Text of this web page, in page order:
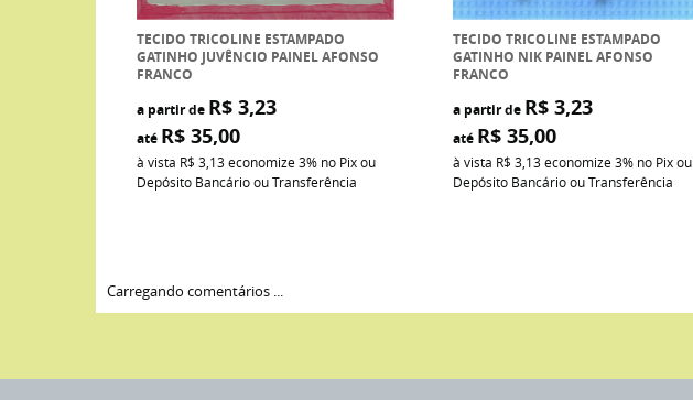
TECIDO TRICOLINE ESTAMPADO
GATINHO JUVÊNCIO PAINEL AFONSO
FRANCO
a partir de R$ 3,23
até R$ 35,00
à vista R$ 3,13economize3% no Pix ou
Depósito Bancário ou Transferência
TECIDO TRICOLINE ESTAMPADO
GATINHO NIK PAINEL AFONSO
FRANCO
a partir de R$ 3,23
até R$ 35,00
à vista R$ 3,13economize3% no Pix ou
Depósito Bancário ou Transferência
Carregando comentários ...